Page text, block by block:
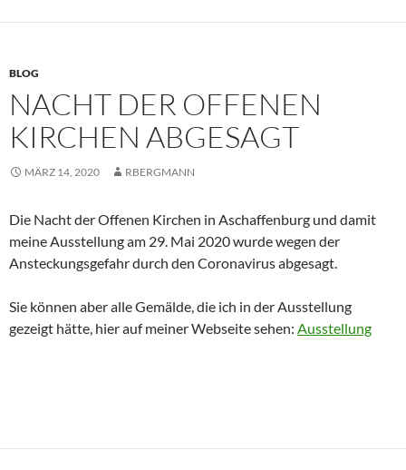
BLOG
NACHT DER OFFENEN
KIRCHEN ABGESAGT
MÄRZ 14, 2020 RBERGMANN
Die Nacht der Offenen Kirchen in Aschaffenburg und damit
meine Ausstellung am 29. Mai 2020 wurde wegen der
Ansteckungsgefahr durch den Coronavirus abgesagt.
Sie können aber alle Gemälde, die ich in der Ausstellung
gezeigt hätte, hier auf meiner Webseite sehen: Ausstellung